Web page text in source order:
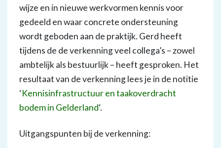
wijze en in nieuwe werkvormen kennis voor
gedeeld en waar concrete ondersteuning
wordt geboden aan de praktijk. Gerd heeft
tijdens de de verkenning veel collega’s – zowel
ambtelijk als bestuurlijk – heeft gesproken. Het
resultaat van de verkenning lees je in de notitie
‘Kennisinfrastructuur en taakoverdracht
bodem in Gelderland‘.
Uitgangspunten bij de verkenning: